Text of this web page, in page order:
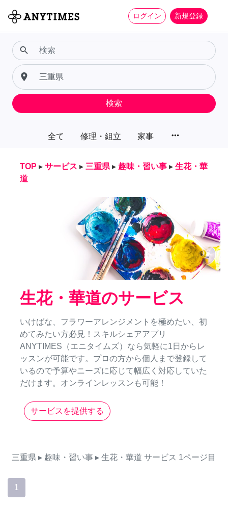
ログイン 新規登録
全て 修理・組立 家事 more_horiz
search
place
検索
TOP ▸ サービス ▸ 三重県 ▸ 趣味・習い事 ▸ 生花・華
道
生花・華道のサービス
いけばな、フラワーアレンジメントを極めたい、初
めてみたい方必見！スキルシェアアプリ
ANYTIMES（エニタイムズ）なら気軽に1日からレ
ッスンが可能です。プロの方から個人まで登録して
いるので予算やニーズに応じて幅広く対応していた
だけます。オンラインレッスンも可能！
サービスを提供する
三重県 ▸ 趣味・習い事 ▸ 生花・華道 サービス 1ページ目
1